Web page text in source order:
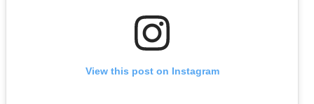
View this post on Instagram